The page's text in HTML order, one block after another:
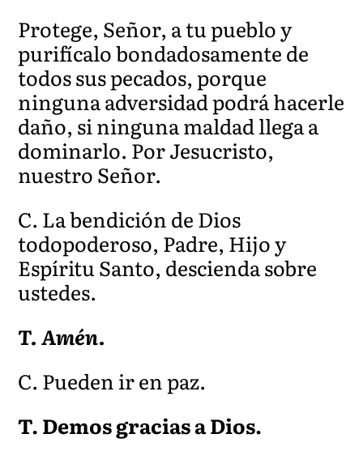
Protege, Señor, a tu pueblo y
purifícalo bondadosamente de
todos sus pecados, porque
ninguna adversidad podrá hacerle
daño, si ninguna maldad llega a
dominarlo. Por Jesucristo,
nuestro Señor.
C. La bendición de Dios
todopoderoso, Padre, Hijo y
Espíritu Santo, descienda sobre
ustedes.
T. Amén.
C. Pueden ir en paz.
T. Demos gracias a Dios.